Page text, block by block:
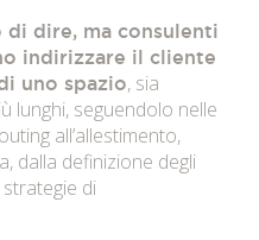
dire, ma consulenti
indirizzare il cliente
uno spazio, sia
lunghi, seguendolo nelle
all’allestimento,
dalla definizione degli
di